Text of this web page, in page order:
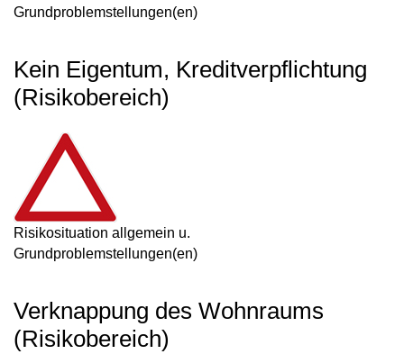
Grundproblemstellungen(en)
Kein Eigentum, Kreditverpflichtung
(Risikobereich)
Risikosituation allgemein u.
Grundproblemstellungen(en)
Verknappung des Wohnraums
(Risikobereich)